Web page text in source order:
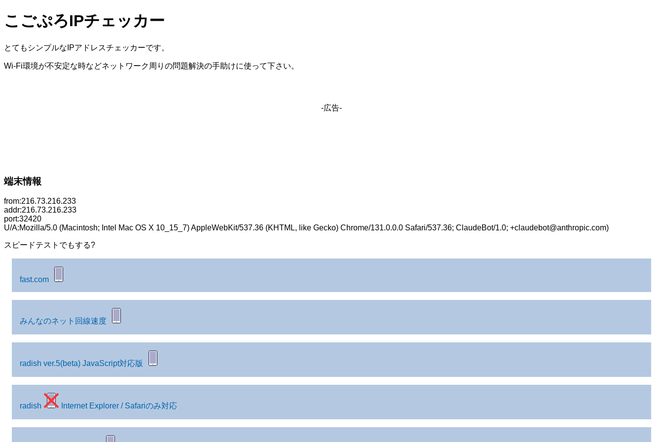
こごぷろIPチェッカー
とてもシンプルなIPアドレスチェッカーです。
Wi-Fi環境が不安定な時などネットワーク周りの問題解決の手助けに使って下さい。
-広告-
端末情報
from:216.73.216.233
addr:216.73.216.233
port:32420
U/A:Mozilla/5.0 (Macintosh; Intel Mac OS X 10_15_7) AppleWebKit/537.36 (KHTML, like Gecko) Chrome/131.0.0.0 Safari/537.36; ClaudeBot/1.0; +claudebot@anthropic.com)
スピードテストでもする?
fast.com
みんなのネット回線速度
radish ver.5(beta) JavaScript対応版
radish Internet Explorer / Safariのみ対応